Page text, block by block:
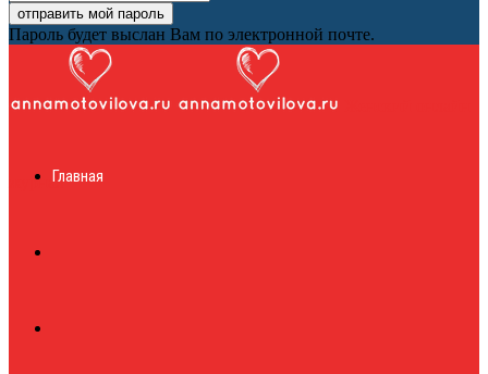
Пароль будет выслан Вам по электронной почте.
журналГлавная